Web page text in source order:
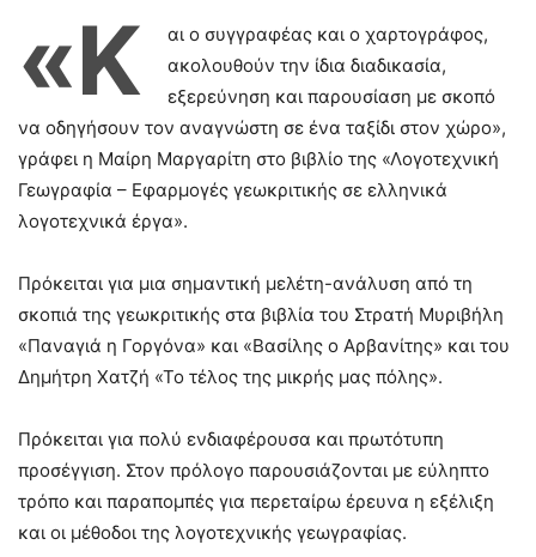
«Κ
αι ο συγγραφέας και ο χαρτογράφος,
ακολουθούν την ίδια διαδικασία,
εξερεύνηση και παρουσίαση με σκοπό
να οδηγήσουν τον αναγνώστη σε ένα ταξίδι στον χώρο»,
γράφει η Μαίρη Μαργαρίτη στο βιβλίο της «Λογοτεχνική
Γεωγραφία – Εφαρμογές γεωκριτικής σε ελληνικά
λογοτεχνικά έργα».
Πρόκειται για μια σημαντική μελέτη-ανάλυση από τη
σκοπιά της γεωκριτικής στα βιβλία του Στρατή Μυριβήλη
«Παναγιά η Γοργόνα» και «Βασίλης ο Αρβανίτης» και του
Δημήτρη Χατζή «Το τέλος της μικρής μας πόλης».
Πρόκειται για πολύ ενδιαφέρουσα και πρωτότυπη
προσέγγιση. Στον πρόλογο παρουσιάζονται με εύληπτο
τρόπο και παραπομπές για περεταίρω έρευνα η εξέλιξη
και οι μέθοδοι της λογοτεχνικής γεωγραφίας.